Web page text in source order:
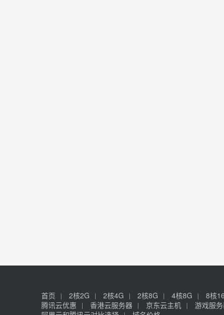
首页 2核2G 2核4G 2核8G 4核8G 8核
腾讯云优惠
香港云服务器 京东云主机 游戏服